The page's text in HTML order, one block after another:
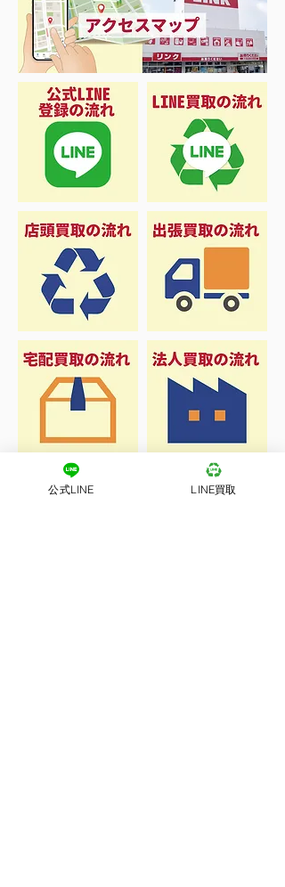
公式LINE LINE買取